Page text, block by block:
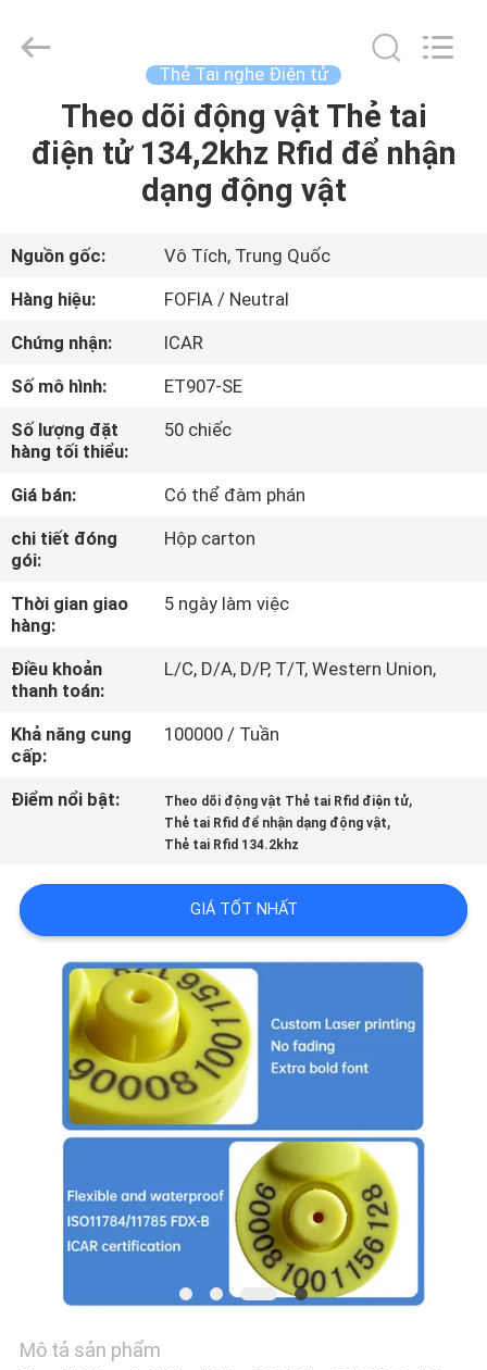
TRANG
CHỦ
SẢN
PHẨM
VỀ
CHÚNG
TÔI
THAM
QUAN
NHÀ
MÁY
KIỂM
SOÁT
LIÊN
CHÚNG
GIÁ
Technology
Thẻ Tai nghe Điện tử
Theo dõi động vật Thẻ tai
điện tử 134,2khz Rfid để nhận
dạng động vật
Nguồn gốc:
Vô Tích, Trung Quốc
Hàng hiệu:
FOFIA / Neutral
Chứng nhận:
ICAR
Số mô hình:
ET907-SE
Số lượng đặt
hàng tối thiểu:
50 chiếc
Giá bán:
Có thể đàm phán
chi tiết đóng
gói:
Hộp carton
Thời gian giao
hàng:
5 ngày làm việc
Điều khoản
thanh toán:
L/C, D/A, D/P, T/T, Western Union,
Khả năng cung
cấp:
100000 / Tuần
Điểm nổi bật: Theo dõi động vật Thẻ tai Rfid điện tử,
Thẻ tai Rfid để nhận dạng động vật,
Thẻ tai Rfid 134.2khz
GIÁ TỐT NHẤT
Mô tả sản phẩm